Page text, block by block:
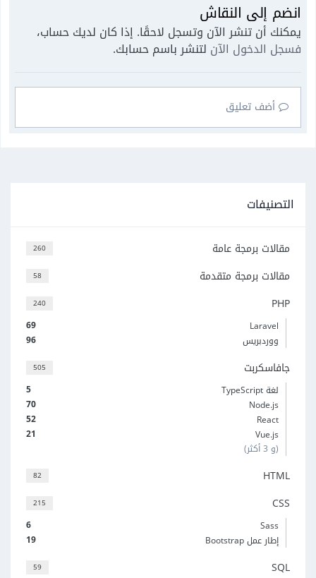
انضم إلى النقاش
يمكنك أن تنشر الآن وتسجل لاحقًا. إذا كان لديك حساب،
فسجل الدخول الآن لتنشر باسم حسابك.
أضف تعليق
التصنيفات
260 مقالات برمجة عامة
58 مقالات برمجة متقدمة
240 PHP
69
Laravel
96
ووردبريس
505 جافاسكربت
5
لغة TypeScript
70
Node.js
52
React
21
Vue.js
(و 3 أكثر)
82 HTML
215 CSS
6
Sass
19
إطار عمل Bootstrap
59 SQL